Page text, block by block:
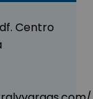
Centro